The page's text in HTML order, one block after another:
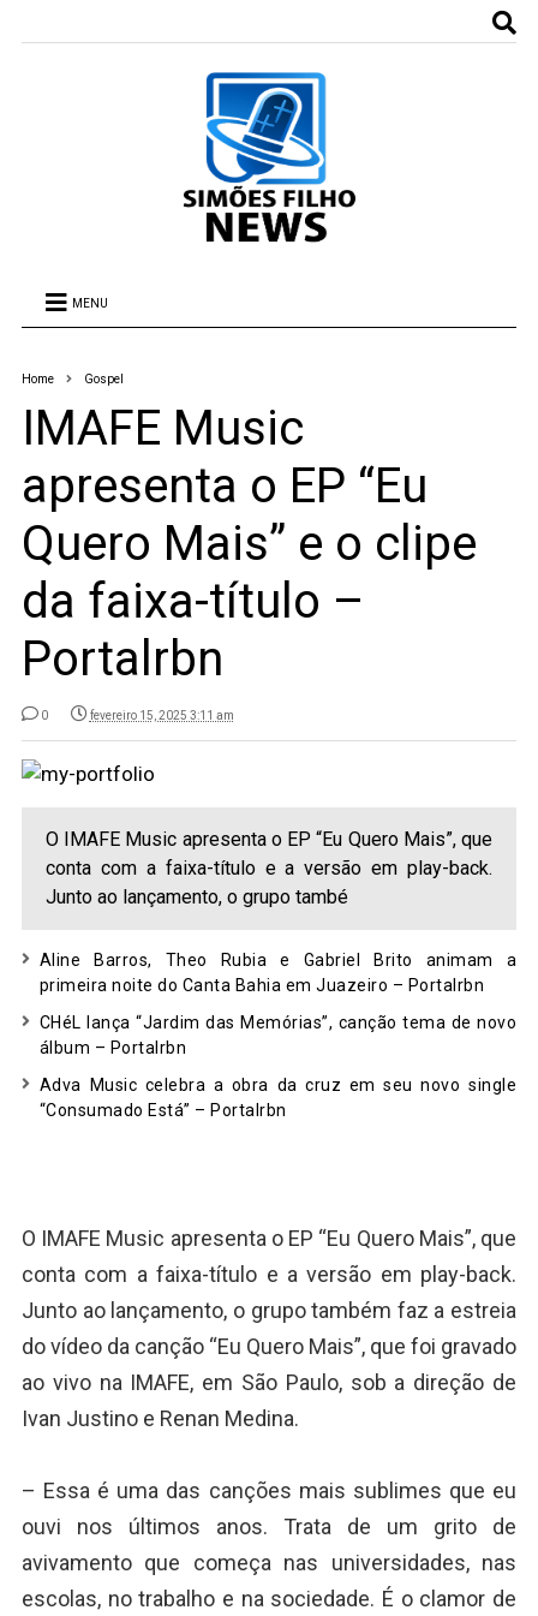
MENU
Home Gospel
IMAFE Music
apresenta o EP “Eu
Quero Mais” e o clipe
da faixa-título –
Portalrbn
0 fevereiro 15, 2025 3:11 am
O IMAFE Music apresenta o EP “Eu Quero Mais”, que
conta com a faixa-título e a versão em play-back.
Junto ao lançamento, o grupo també
Aline Barros, Theo Rubia e Gabriel Brito animam a
primeira noite do Canta Bahia em Juazeiro – Portalrbn
CHéL lança “Jardim das Memórias”, canção tema de novo
álbum – Portalrbn
Adva Music celebra a obra da cruz em seu novo single
“Consumado Está” – Portalrbn
O IMAFE Music apresenta o EP “Eu Quero Mais”, que
conta com a faixa-título e a versão em play-back.
Junto ao lançamento, o grupo também faz a estreia
do vídeo da canção “Eu Quero Mais”, que foi gravado
ao vivo na IMAFE, em São Paulo, sob a direção de
Ivan Justino e Renan Medina.
– Essa é uma das canções mais sublimes que eu
ouvi nos últimos anos. Trata de um grito de
avivamento que começa nas universidades, nas
escolas, no trabalho e na sociedade. É o clamor de